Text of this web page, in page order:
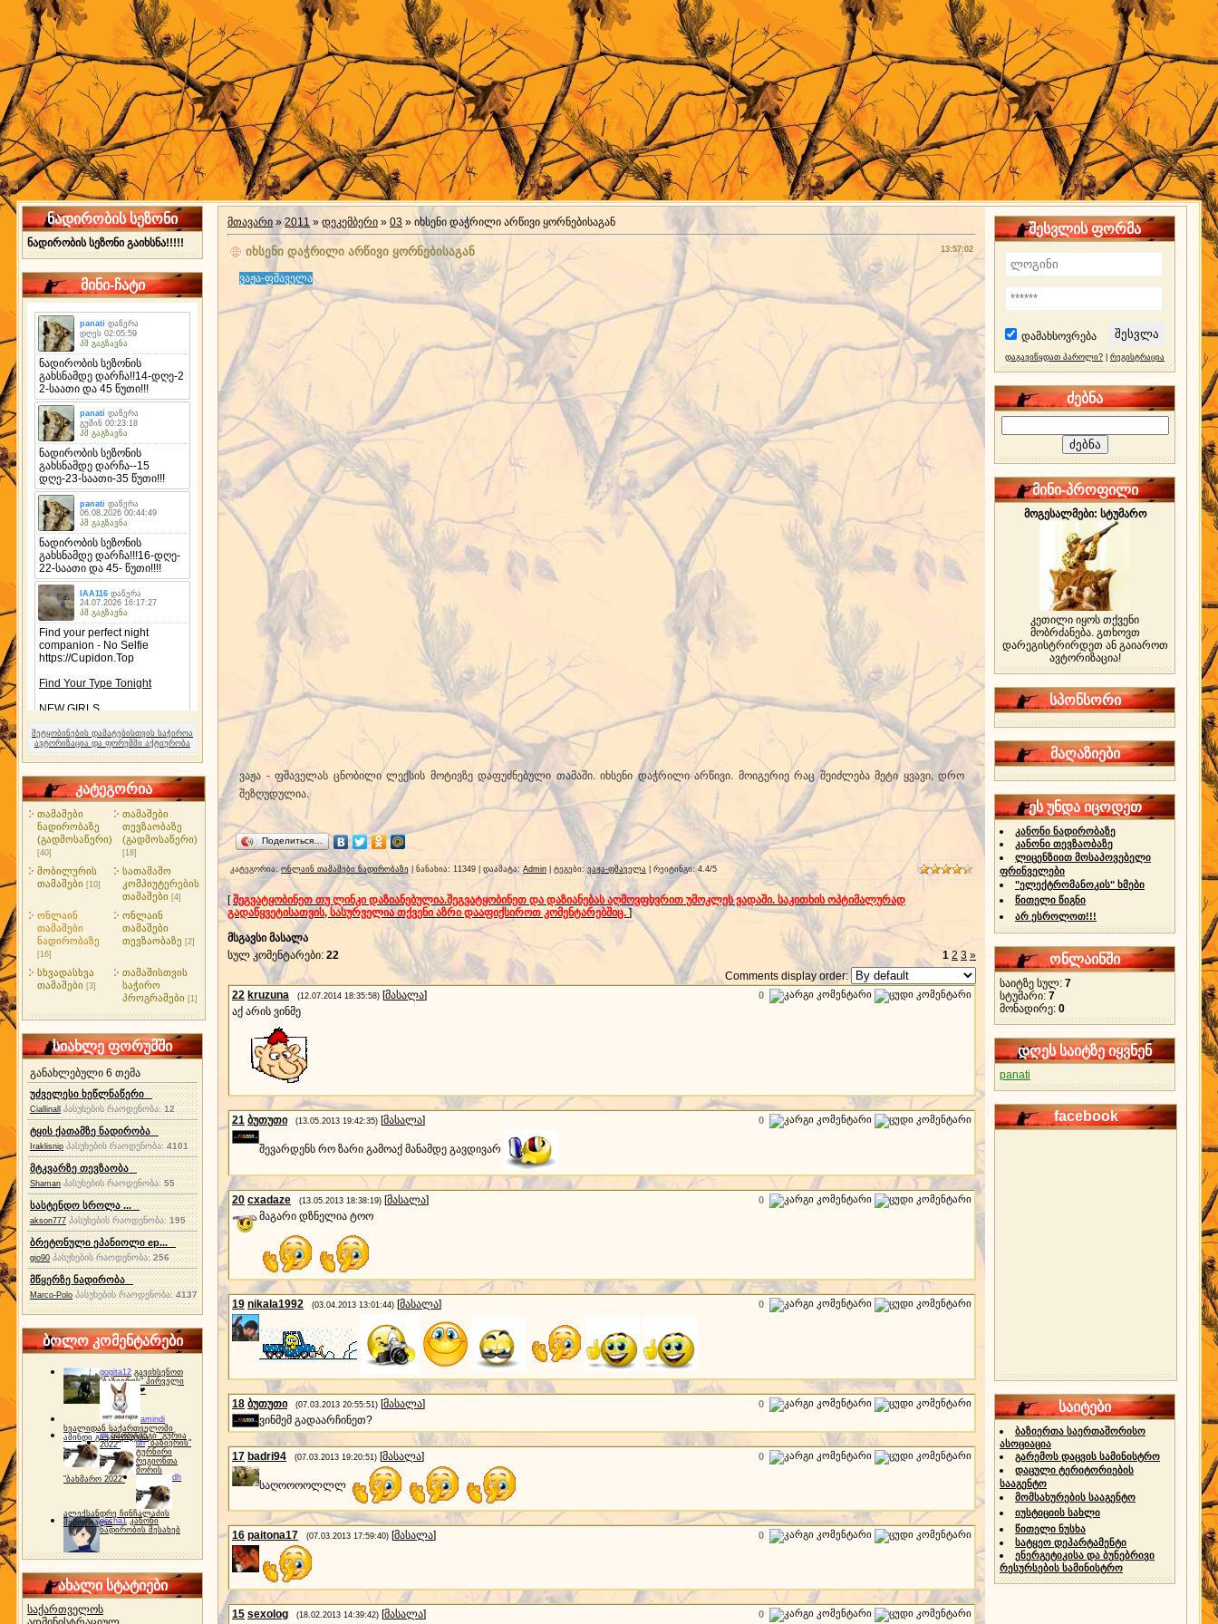
ნადირობის სეზონი
ნადირობის სეზონი გაიხსნა!!!!!
მინი-ჩატი
შეტყობინების დამატებისთვის საჭიროა
ავტორიზაცია და ფორუმში აქტიურობა
კატეგორია
თამაშები
ნადირობაზე
(გადმოსაწერი)
[40]
თამაშები
თევზაობაზე
(გადმოსაწერი)
[18]
მობილურის
თამაშები [10]
სათამაშო
კომპიუტერების
თამაშები [4]
ონლაინ
თამაშები
ნადირობაზე
[16]
ონლაინ
თამაშები
თევზაობაზე [2]
სხვადასხვა
თამაშები [3]
თამაშისთვის
საჭირო
პროგრამები [1]
სიახლე ფორუმში
განახლებული 6 თემა
უძველესი ხეწლნაწერი
Ciallinall პასუხების რაოდენობა:12
ტყის ქათამზე ნადირობა
Iraklisnip პასუხების რაოდენობა: 4101
მტკვარზე თევზაობა
Shaman პასუხების რაოდენობა:55
სასტენდო სროლა ...
akson777 პასუხების რაოდენობა:195
ბრეტონული ეპანიოლი ep...
gio90 პასუხების რაოდენობა:256
მწყერზე ნადირობა
Marco-Polo პასუხების რაოდენობა:4137
ბოლო კომენტარები
gogita12 გავიხსენოთ
"ბაზიერის" პირველი
ტურნირი ❤
amindi
ხვალიდან საქართველოში
ამინდი გაუარესდება
dh სპორტინგი "გურია
2022"
dh "ბაზიერის"
ტურნირი
რეგიონთა
შორის
"ბახმარო 2022"
dh
ალექსანდრე ჩინჩალაძის
მემორიალიgocha1 კანონი
ნადირობის შესახებ
ახალი სტატიები
საქართველოს
მთავარი » 2011 » დეკემბერი » 03 » იხსენი დაჭრილი არწივი ყორნებისაგან
13:57:02
იხსენი დაჭრილი არწივი ყორნებისაგან
ვაჟა-ფშაველა
ვაჟა - ფშაველას ცნობილი ლექსის მოტივზე დაფუძნებული თამაში. იხსენი დაჭრილი არწივი. მოიგერიე რაც შეიძლება მეტი ყვავი, დრო
შეზღუდულია.
Поделиться…
კატეგორია:ონლაინ თამაშები ნადირობაზე ნანახია: 11349 | დაამატა: Admin ტეგები: ვაჟა-ფშაველა რეიტინგი: 4.4/5
[შეგვატყობინეთ თუ ლინკი დაზიანებულია.შეგვატყობინეთ და დაზიანებას აღმოვფხვრით უმოკლეს ვადაში. საკითხის ოპტიმალურად
გადაწყვეტისათვის, სასურველია თქვენი აზრი დააფიქსიროთ კომენტარებშიც.]
მსგავსი მასალა
სულ კომენტარები: 22 1 2 3 »
Comments display order:
0
22 kruzuna (12.07.2014 18:35:58) [მასალა]
აქ არის ვინმე
0
21 ბუთუთი (13.05.2013 19:42:35) [მასალა]
შევარდენს რო ზარი გამოაქ მანამდე გავდივარ
0
20 cxadaze (13.05.2013 18:38:19) [მასალა]
მაგარი დზნელია ტოო
0
19 nikala1992 (03.04.2013 13:01:44) [მასალა]
0
18 ბუთუთი (07.03.2013 20:55:51) [მასალა]
ვინმემ გადაარჩინეთ?
0
17 badri94 (07.03.2013 19:20:51) [მასალა]
საღოოოოლლლ
0
16 paitona17 (07.03.2013 17:59:40) [მასალა]
0
15 sexolog (18.02.2013 14:39:42) [მასალა]
შესვლის ფორმა
დამახსოვრება
დაგავიწყდათ პაროლი? რეგისტრაცია
ძებნა
მინი-პროფილი
მოგესალმები: სტუმარო
კეთილი იყოს თქვენი
მობრძანება. გთხოვთ
დარეგისტრირდეთ ან გაიაროთ
ავტორიზაცია!
სპონსორი
მაღაზიები
ეს უნდა იცოდეთ
კანონი ნადირობაზე
კანონი თევზაობაზე
ლიცენზიით მოსაპოვებელი
ფრინველები
"ელექტრომანოკის" ხმები
წითელი წიგნი
არ ესროლოთ!!!
ონლაინში
საიტზე სულ: 7
სტუმარი: 7
მონადირე: 0
დღეს საიტზე იყვნენ
panati
facebook
საიტები
ბაზიერთა საერთაშორისო
ასოციაცია
გარემოს დაცვის სამინისტრო
დაცული ტერიტორიების
სააგენტო
მომსახურების სააგენტო
იუსტიციის სახლი
წითელი ნუსხა
სატყეო დეპარტამენტი
ენერგეტიკისა და ბუნებრივი
რესურსების სამინისტრო